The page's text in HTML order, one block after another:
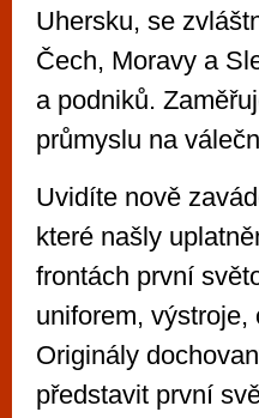
Uhersku, se
Čech, Moravy a
a podniků.
průmyslu na
Uvidíte nově
které našly
frontách první
uniforem,
Originály
představit první